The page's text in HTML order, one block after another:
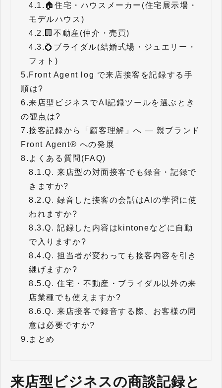
4.1. 🏠住宅・ハウスメーカー(住宅展示場・
モデルハウス)
4.2. 🏢不動産(仲介・売買)
4.3.💍ブライダル(結婚式場・ジュエリー・
フォト)
5. Front Agent log で来店接客を記録する手
順は?
6.来店型ビジネスでAI記録ツールを選ぶとき
の観点は?
7.接客記録から「顧客理解」へ — 親ブランド
Front Agent® への発展
8. よくある質問(FAQ)
8.1.Q. 来店型の対面接客でも録音・記録で
きますか?
8.2.Q. 録音した接客の会話はAIの学習に使
われますか?
8.3.Q. 記録した内容はkintoneなどに自動
で入りますか?
8.4.Q. 担当者が変わっても接客内容を引き
継げますか?
8.5.Q. 住宅・不動産・ブライダル以外の来
店業種でも使えますか?
8.6.Q. 来店接客で録音する際、お客様の同
意は必要ですか?
9. まとめ
来店型ビジネスの商談記録と